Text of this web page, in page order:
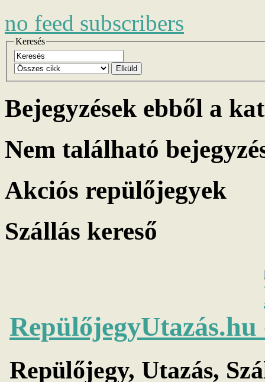
no feed subscribers
Keresés
Elküld
Bejegyzések ebből a
Nem található
Akciós repülőjegyek
Szállás kereső